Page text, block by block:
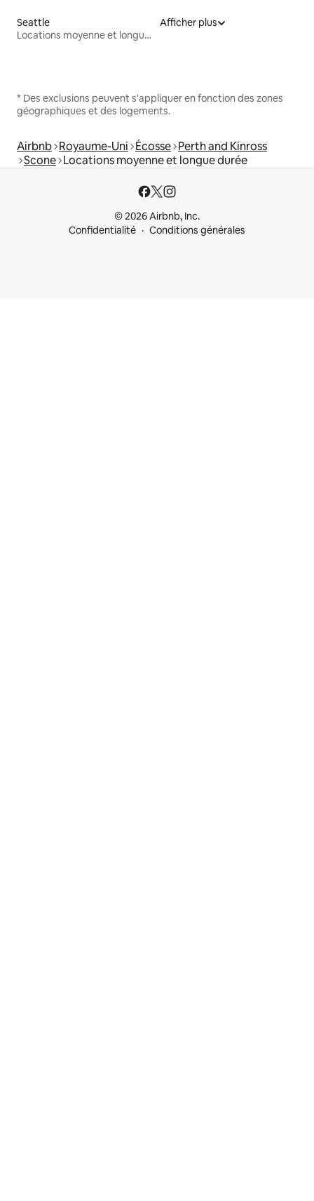
Seattle
Locations moyenne et longue durée
Afficher plus
* Des exclusions peuvent s'appliquer en fonction des zones
géographiques et des logements.
Airbnb Royaume-Uni Écosse Perth and Kinross
Scone Locations moyenne et longue durée
© 2026 Airbnb, Inc.
Confidentialité
Conditions générales